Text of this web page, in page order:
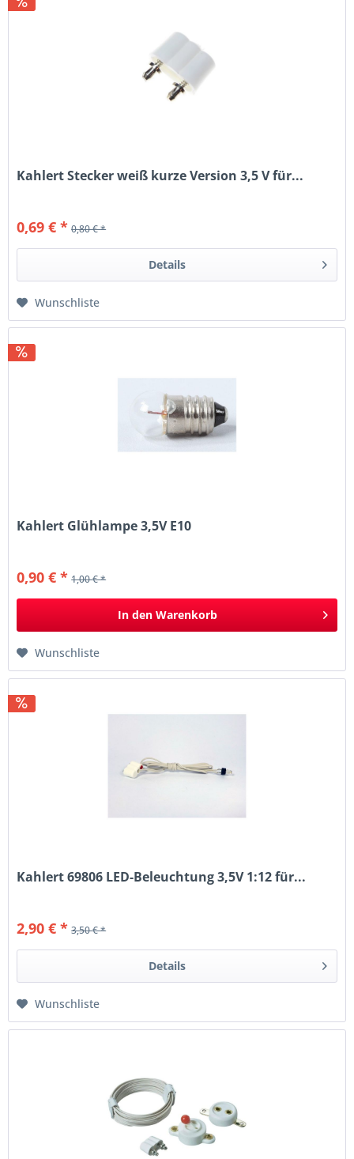
Kahlert Stecker weiß kurze Version 3,5 V für...
0,69 € * 0,80 € *
Details
Wunschliste
Kahlert Glühlampe 3,5V E10
0,90 € * 1,00 € *
In den Warenkorb
Wunschliste
Kahlert 69806 LED-Beleuchtung 3,5V 1:12 für...
2,90 € * 3,50 € *
Details
Wunschliste